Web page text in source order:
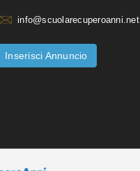
info@scuolarecuperoanni.net
Inserisci Annuncio